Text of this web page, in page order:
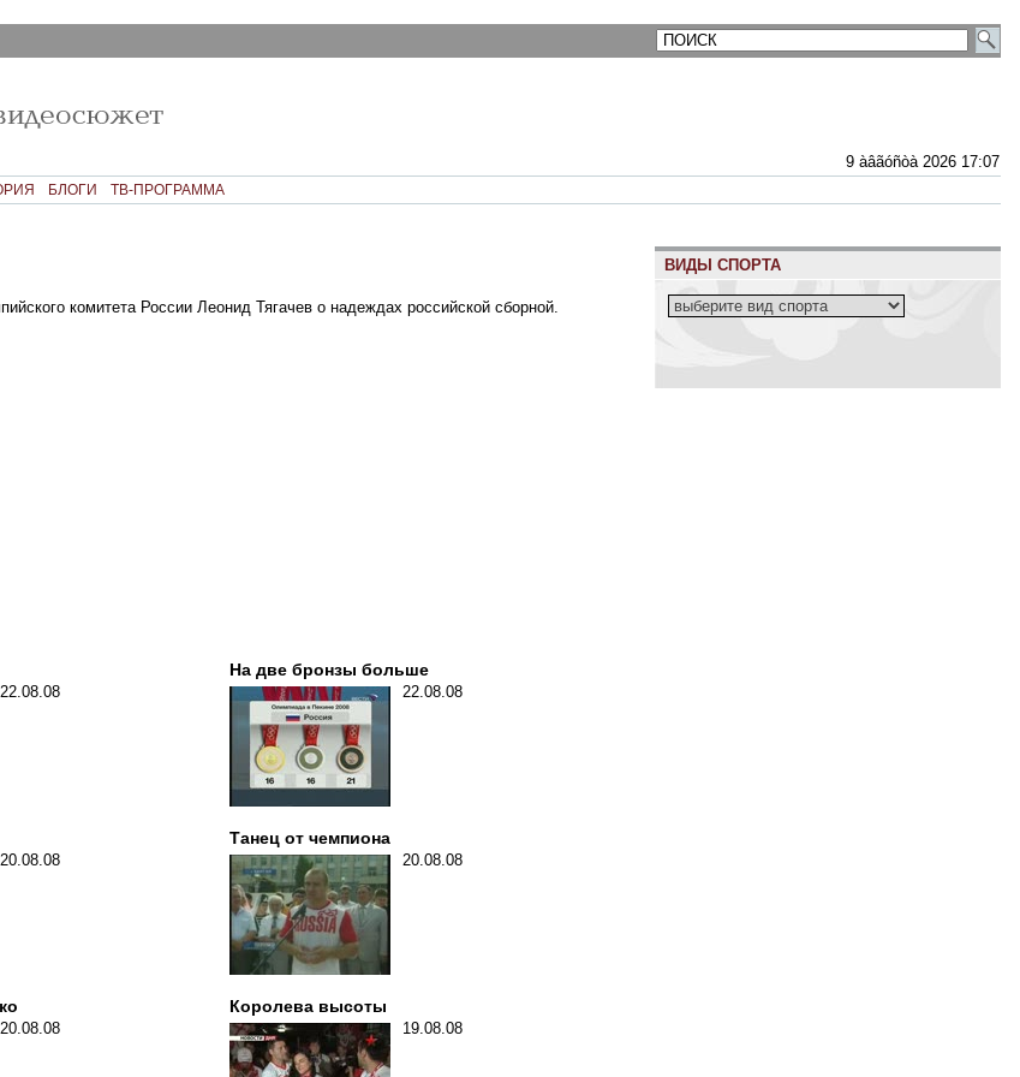
9 àâãóñòà 2026 17:07
БЛОГИ ТВ-ПРОГРАММА
комитета России Леонид Тягачев о надеждах российской сборной.
На две бронзы больше
22.08.08 22.08.08
Танец от чемпиона
20.08.08 20.08.08
Королева высоты
20.08.08 19.08.08
ВИДЫ СПОРТА